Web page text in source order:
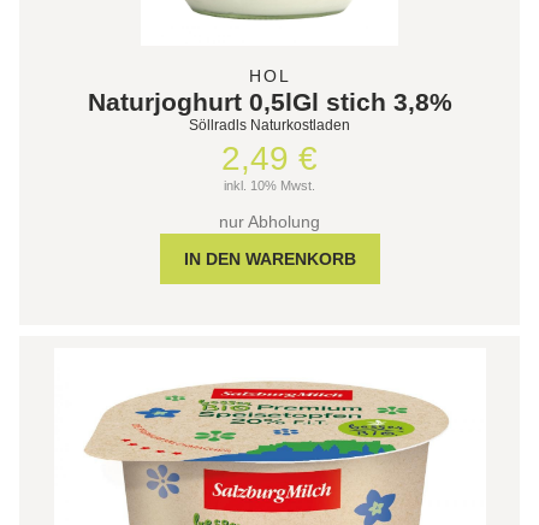
HOL
Naturjoghurt 0,5lGl stich 3,8%
Söllradls Naturkostladen
2,49 €
inkl. 10% Mwst.
nur Abholung